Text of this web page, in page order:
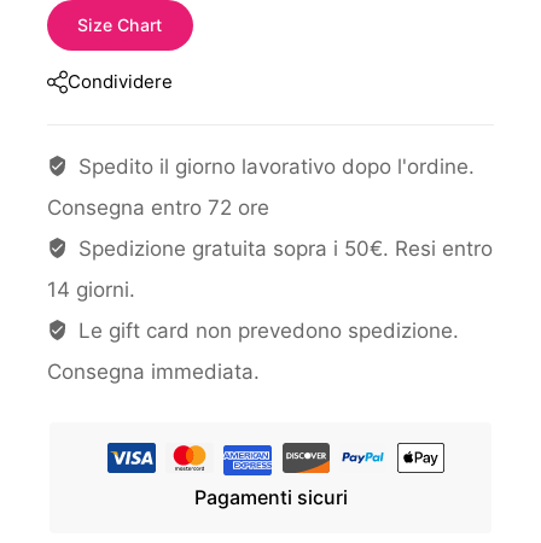
Size Chart
Condividere
Spedito il giorno lavorativo dopo l'ordine.
Consegna entro 72 ore
Spedizione gratuita sopra i 50€. Resi entro
14 giorni.
Le gift card non prevedono spedizione.
Consegna immediata.
Pagamenti sicuri